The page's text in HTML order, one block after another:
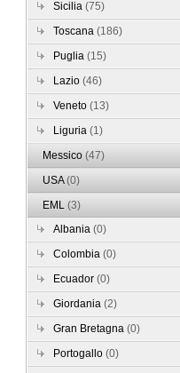
Sicilia(75)
Toscana(186)
Puglia(15)
Lazio(46)
Veneto(13)
Liguria(1)
Messico(47)
USA(0)
EML(3)
Albania(0)
Colombia(0)
Ecuador(0)
Giordania(2)
Gran Bretagna(0)
Portogallo(0)